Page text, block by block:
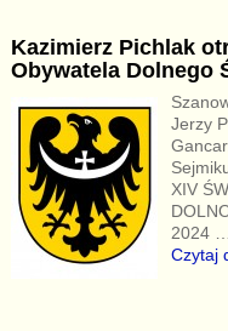
Kazimierz Pichlak
Obywatela Dolnego
Jerzy
XIV
2024
Czytaj